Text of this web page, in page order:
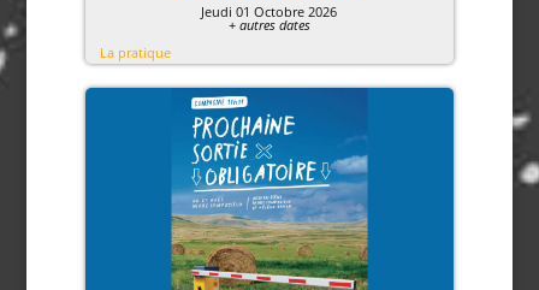
Jeudi 01 Octobre 2026
+ autres dates
La pratique